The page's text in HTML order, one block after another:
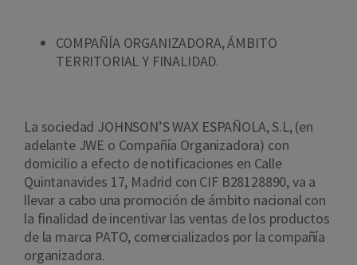
COMPAÑÍA ORGANIZADORA, ÁMBITO
TERRITORIAL Y FINALIDAD.
La sociedad JOHNSON’S WAX ESPAÑOLA, S.L, (en
adelante JWE o Compañía Organizadora) con
domicilio a efecto de notificaciones en Calle
Quintanavides 17, Madrid con CIF B28128890, va a
llevar a cabo una promoción de ámbito nacional con
la finalidad de incentivar las ventas de los productos
de la marca PATO, comercializados por la compañía
organizadora.